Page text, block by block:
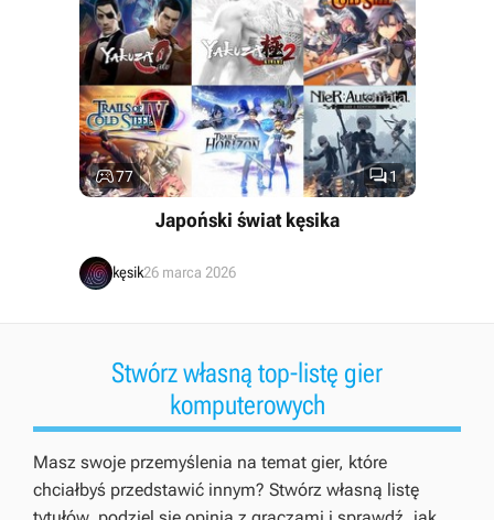
1
77
Japoński świat kęsika
kęsik26 marca 2026
Stwórz własną top-listę gier
komputerowych
Masz swoje przemyślenia na temat gier, które
chciałbyś przedstawić innym? Stwórz własną listę